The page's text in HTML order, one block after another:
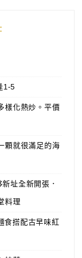
1-5
樣化熱炒。平價
顆就很滿足的海
址全新開張．
料理
食搭配古早味紅